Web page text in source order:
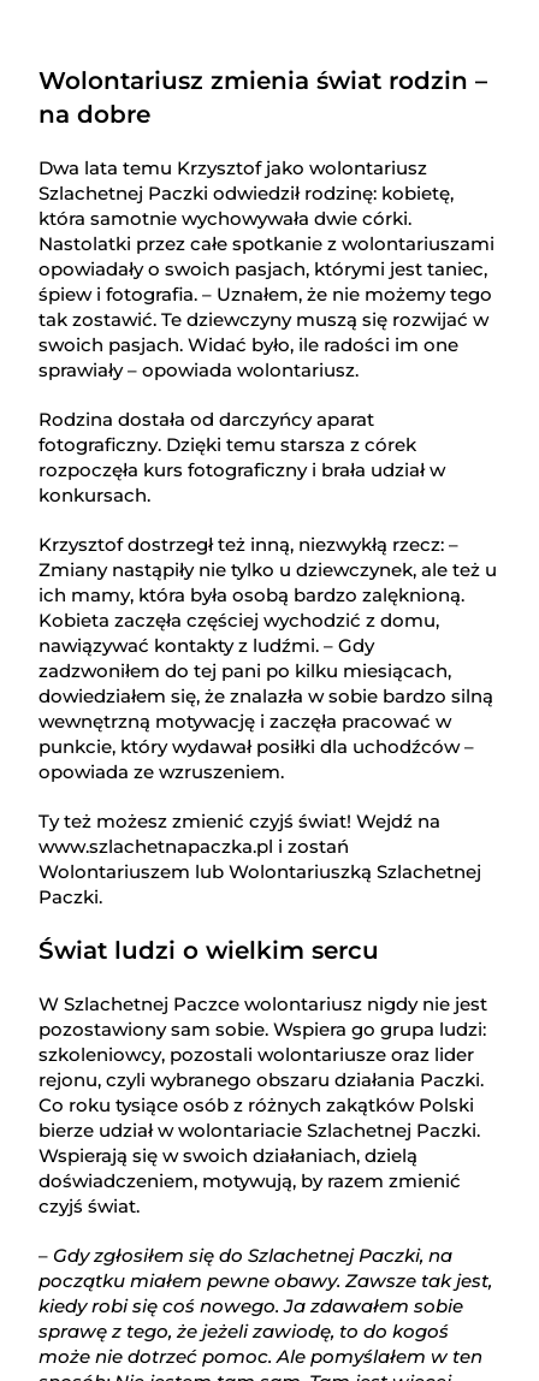
Wolontariusz zmienia świat rodzin –
na dobre
Dwa lata temu Krzysztof jako wolontariusz
Szlachetnej Paczki odwiedził rodzinę: kobietę,
która samotnie wychowywała dwie córki.
Nastolatki przez całe spotkanie z wolontariuszami
opowiadały o swoich pasjach, którymi jest taniec,
śpiew i fotografia. – Uznałem, że nie możemy tego
tak zostawić. Te dziewczyny muszą się rozwijać w
swoich pasjach. Widać było, ile radości im one
sprawiały – opowiada wolontariusz.
Rodzina dostała od darczyńcy aparat
fotograficzny. Dzięki temu starsza z córek
rozpoczęła kurs fotograficzny i brała udział w
konkursach.
Krzysztof dostrzegł też inną, niezwykłą rzecz: –
Zmiany nastąpiły nie tylko u dziewczynek, ale też u
ich mamy, która była osobą bardzo zalęknioną.
Kobieta zaczęła częściej wychodzić z domu,
nawiązywać kontakty z ludźmi. – Gdy
zadzwoniłem do tej pani po kilku miesiącach,
dowiedziałem się, że znalazła w sobie bardzo silną
wewnętrzną motywację i zaczęła pracować w
punkcie, który wydawał posiłki dla uchodźców –
opowiada ze wzruszeniem.
Ty też możesz zmienić czyjś świat! Wejdź na
www.szlachetnapaczka.pl i zostań
Wolontariuszem lub Wolontariuszką Szlachetnej
Paczki.
Świat ludzi o wielkim sercu
W Szlachetnej Paczce wolontariusz nigdy nie jest
pozostawiony sam sobie. Wspiera go grupa ludzi:
szkoleniowcy, pozostali wolontariusze oraz lider
rejonu, czyli wybranego obszaru działania Paczki.
Co roku tysiące osób z różnych zakątków Polski
bierze udział w wolontariacie Szlachetnej Paczki.
Wspierają się w swoich działaniach, dzielą
doświadczeniem, motywują, by razem zmienić
czyjś świat.
– Gdy zgłosiłem się do Szlachetnej Paczki, na
początku miałem pewne obawy. Zawsze tak jest,
kiedy robi się coś nowego. Ja zdawałem sobie
sprawę z tego, że jeżeli zawiodę, to do kogoś
może nie dotrzeć pomoc. Ale pomyślałem w ten